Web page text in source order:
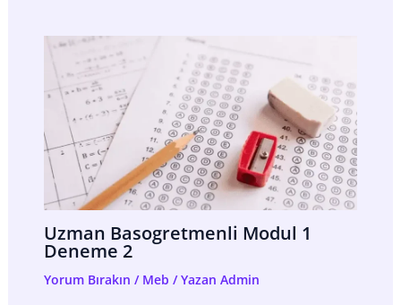
Uzman Basogretmenli Modul 1
Deneme 2
Yorum Bırakın / Meb / Yazan Admin